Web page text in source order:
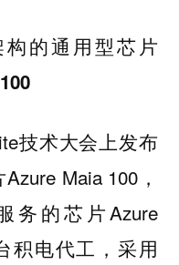
的通用型芯片
技术大会上发布
Maia 100，
务的芯片Azure
积电代工，采用